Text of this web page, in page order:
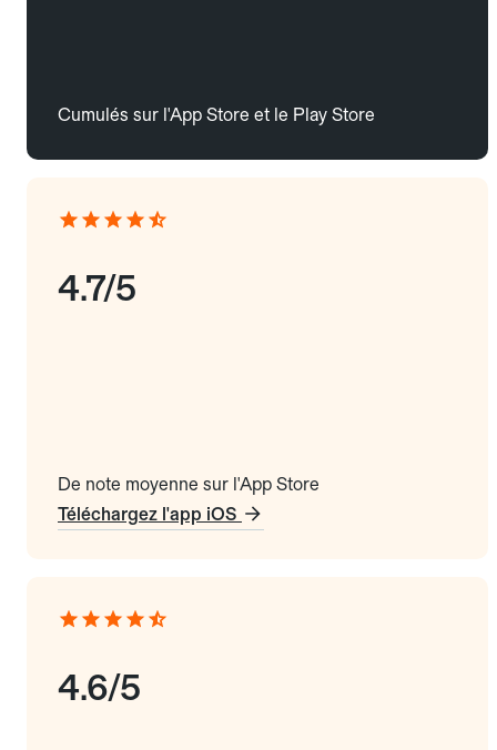
Cumulés sur l'App Store et le Play Store
4.7/5
De note moyenne sur l'App Store
Téléchargez l'app iOS
4.6/5